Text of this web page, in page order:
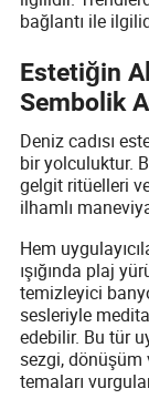
bağlantı ile
Estetiğin
Sembolik
Deniz cadısı
bir yolculuktur.
gelgit ritüelleri
ilhamlı
Hem
ışığında plaj
temizleyici
sesleriyle
edebilir. Bu tür
sezgi, dönüşüm
temaları